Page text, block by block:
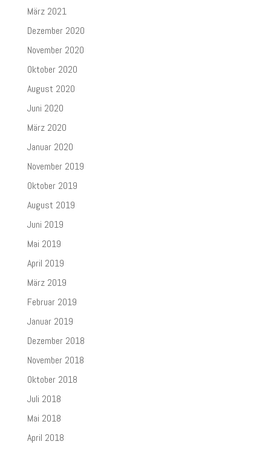
März 2021
Dezember 2020
November 2020
Oktober 2020
August 2020
Juni 2020
März 2020
Januar 2020
November 2019
Oktober 2019
August 2019
Juni 2019
Mai 2019
April 2019
März 2019
Februar 2019
Januar 2019
Dezember 2018
November 2018
Oktober 2018
Juli 2018
Mai 2018
April 2018